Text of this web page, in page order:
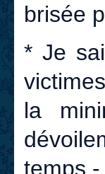
brisée
* Je
la
temps